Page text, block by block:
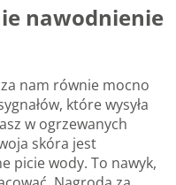
nawodnienie
nam równie mocno
które wysyła
w ogrzewanych
skóra jest
picie wody. To nawyk,